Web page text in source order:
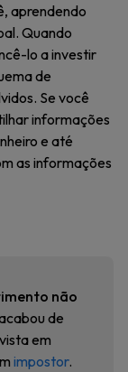
aprendendo
Quando
lo a investir
de
Se você
informações
e até
as informações
não
de
em
impostor.